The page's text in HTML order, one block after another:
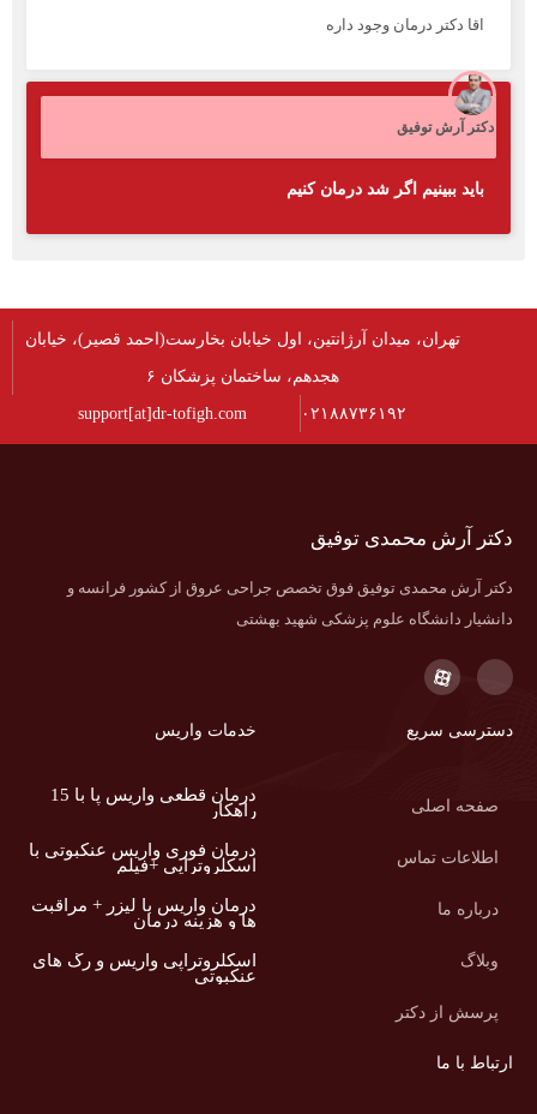
اقا دکتر درمان وجود داره
دکتر آرش توفیق
باید ببینیم اگر شد درمان کنیم
تهران، میدان آرژانتین، اول خیابان بخارست(احمد قصیر)، خیابان
هجدهم، ساختمان پزشکان ۶
۰۲۱۸۸۷۳۶۱۹۲ support[at]dr-tofigh.com
دکتر آرش محمدی توفیق
دکتر آرش محمدی توفیق فوق تخصص جراحی عروق از کشور فرانسه و
دانشیار دانشگاه علوم پزشکی شهید بهشتی
دسترسی سریع
صفحه اصلی
اطلاعات تماس
درباره ما
وبلاگ
پرسش از دکتر
خدمات واریس
درمان قطعی واریس پا با 15
راهکار
درمان فوری واریس عنکبوتی با
اسکلروتراپی +فیلم
درمان واریس با لیزر + مراقبت
ها و هزینه درمان
اسکلروتراپی واریس و رگ های
عنکبوتی
ارتباط با ما